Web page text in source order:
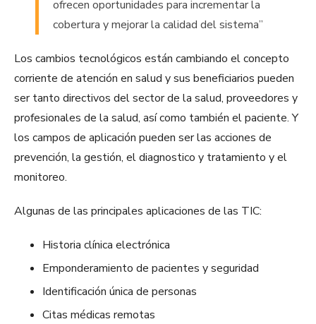
ofrecen oportunidades para incrementar la
cobertura y mejorar la calidad del sistema”
Los cambios tecnológicos están cambiando el concepto
corriente de atención en salud y sus beneficiarios pueden
ser tanto directivos del sector de la salud, proveedores y
profesionales de la salud, así como también el paciente. Y
los campos de aplicación pueden ser las acciones de
prevención, la gestión, el diagnostico y tratamiento y el
monitoreo.
Algunas de las principales aplicaciones de las TIC:
Historia clínica electrónica
Emponderamiento de pacientes y seguridad
Identificación única de personas
Citas médicas remotas